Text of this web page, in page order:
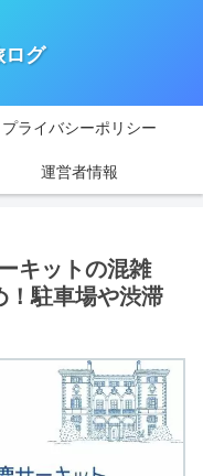
ログ
プライバシーポリシー
運営者情報
キットの混雑
！駐車場や渋滞